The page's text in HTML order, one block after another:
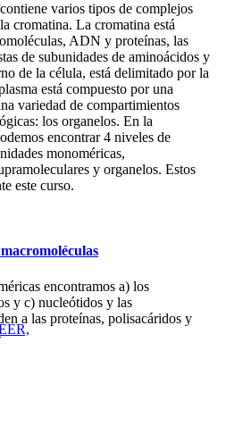
varios tipos de complejos
cromatina. La cromatina está
ADN y proteínas, las
de subunidades de aminoácidos y
de la célula, está delimitado por la
está compuesto por una
variedad de compartimientos
los organelos. En la
encontrar 4 niveles de
monoméricas,
y organelos. Estos
este curso.
encontramos a) los
y c) nucleótidos y las
a las proteínas, polisacáridos y